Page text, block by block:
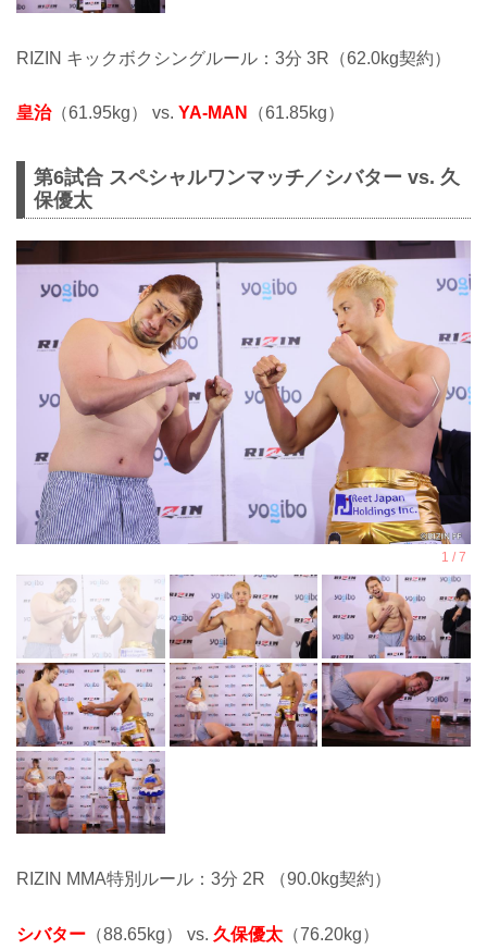
RIZIN キックボクシングルール：3分 3R（62.0kg契約）
皇治（61.95kg） vs. YA-MAN （61.85kg）
第6試合 スペシャルワンマッチ／シバター vs. 久
保優太
RIZIN MMA特別ルール：3分 2R （90.0kg契約）
シバター （88.65kg） vs. 久保優太 （76.20kg）